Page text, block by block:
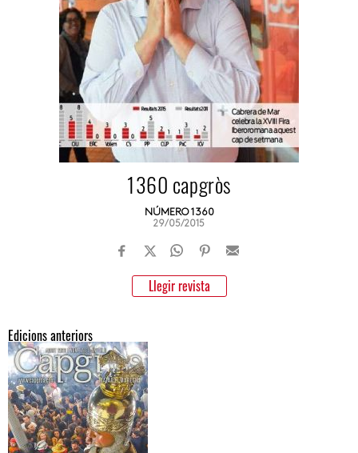
1360 capgròs
NÚMERO 1360
29/05/2015
Llegir revista
Edicions anteriors